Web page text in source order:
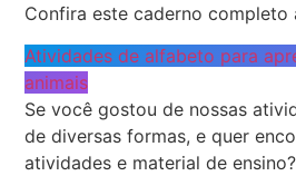
Confira este caderno completo
Atividades de alfabeto para
animais
Se você gostou de nossas
de diversas formas, e quer
atividades e material de